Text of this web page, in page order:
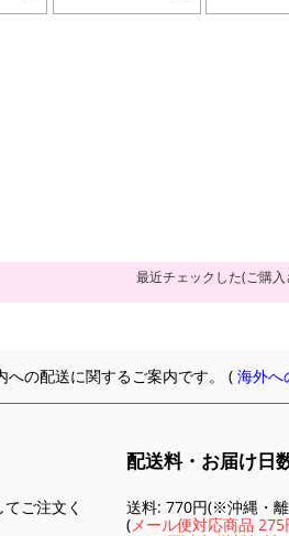
最近チェックした(ご購入
への配送に関するご案内です。 (海外へ
ご注文く
配送料・お届け日
送料: 770円(※沖縄・
( メール便対応商品 275